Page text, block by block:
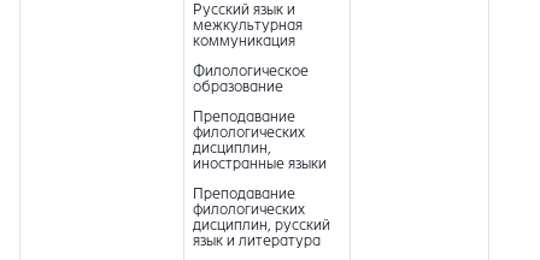
Русский язык и
межкультурная
коммуникация
Филологическое
образование
Преподавание
филологических
дисциплин,
иностранные языки
Преподавание
филологических
дисциплин, русский
язык и литература